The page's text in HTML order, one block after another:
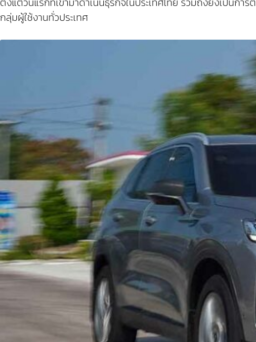
กลุ่มผู้ใช้งานทั่วประเทศ